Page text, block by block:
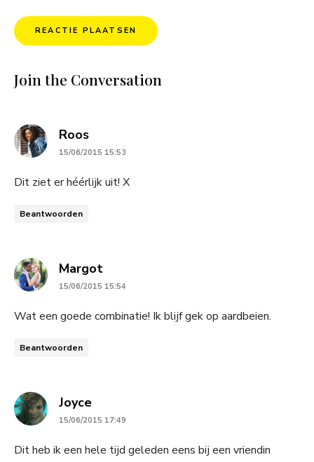
Join the Conversation
Roossays:
15/06/2015 15:53
Dit ziet er héérlijk uit! X
Beantwoorden
Margotsays:
15/06/2015 15:54
Wat een goede combinatie! Ik blijf gek op aardbeien.
Beantwoorden
Joycesays:
15/06/2015 17:49
Dit heb ik een hele tijd geleden eens bij een vriendin